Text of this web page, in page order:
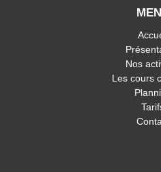
Nos
Les cours